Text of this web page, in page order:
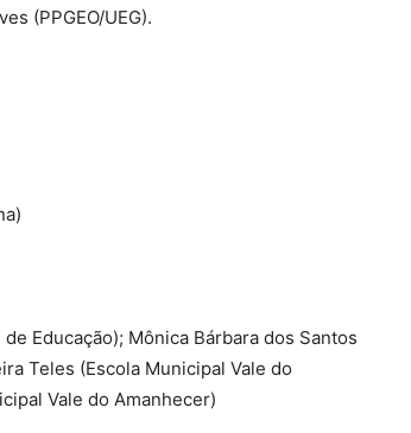
(PPGEO/UEG).
Educação); Mônica Bárbara dos Santos
Teles (Escola Municipal Vale do
Vale do Amanhecer)